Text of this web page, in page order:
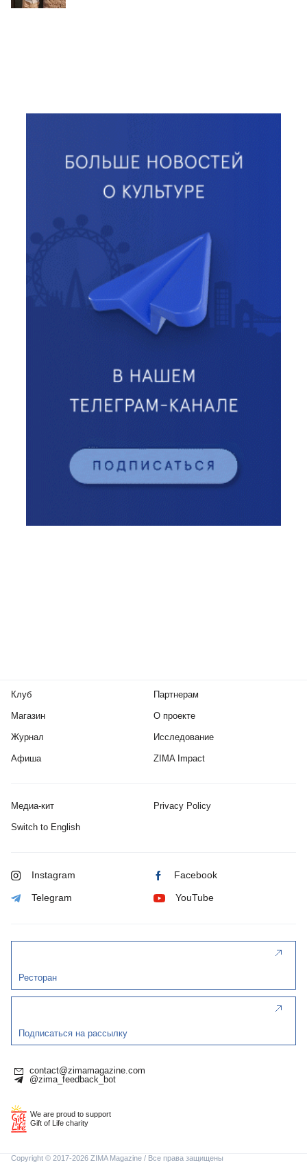
Клуб
Магазин
Журнал
Афиша
Партнерам
О проекте
Исследование
ZIMA Impact
Медиа-кит Privacy Policy
Switch to English
Instagram Facebook
Telegram YouTube
Ресторан
Подписаться на рассылку
contact@zimamagazine.com
@zima_feedback_bot
We are proud to support
Gift of Life charity
Copyright © 2017-2026 ZIMA Magazine / Все права защищены